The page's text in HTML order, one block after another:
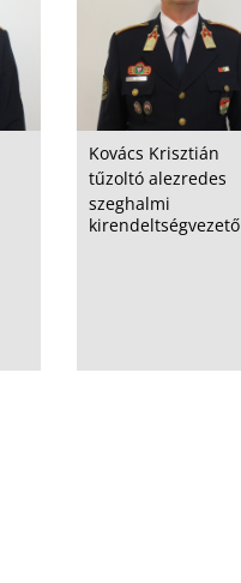
Kovács Krisztián
tűzoltó alezredes
szeghalmi
kirendeltségvezető